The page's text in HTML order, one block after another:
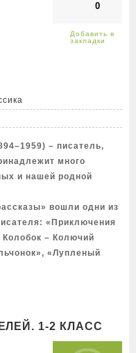
0
– писатель,
много
и нашей родной
вошли одни из
«Приключения
– Колючий
«Лупленый
1-2 КЛАСС